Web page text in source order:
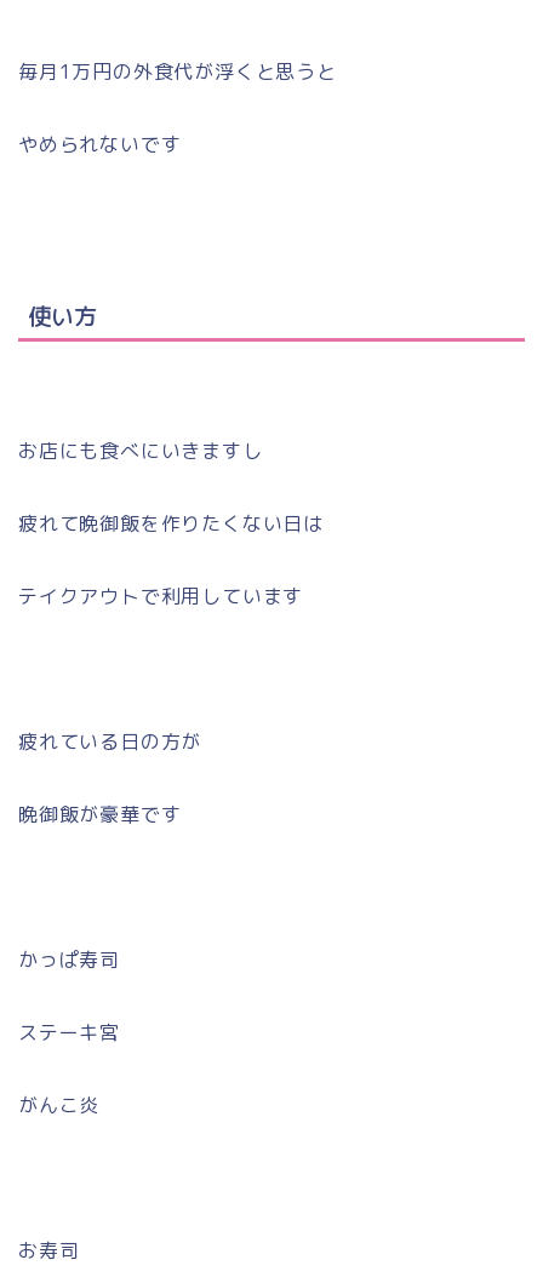
毎月1万円の外食代が浮くと思うと
やめられないです
使い方
お店にも食べにいきますし
疲れて晩御飯を作りたくない日は
テイクアウトで利用しています
疲れている日の方が
晩御飯が豪華です
かっぱ寿司
ステーキ宮
がんこ炎
お寿司